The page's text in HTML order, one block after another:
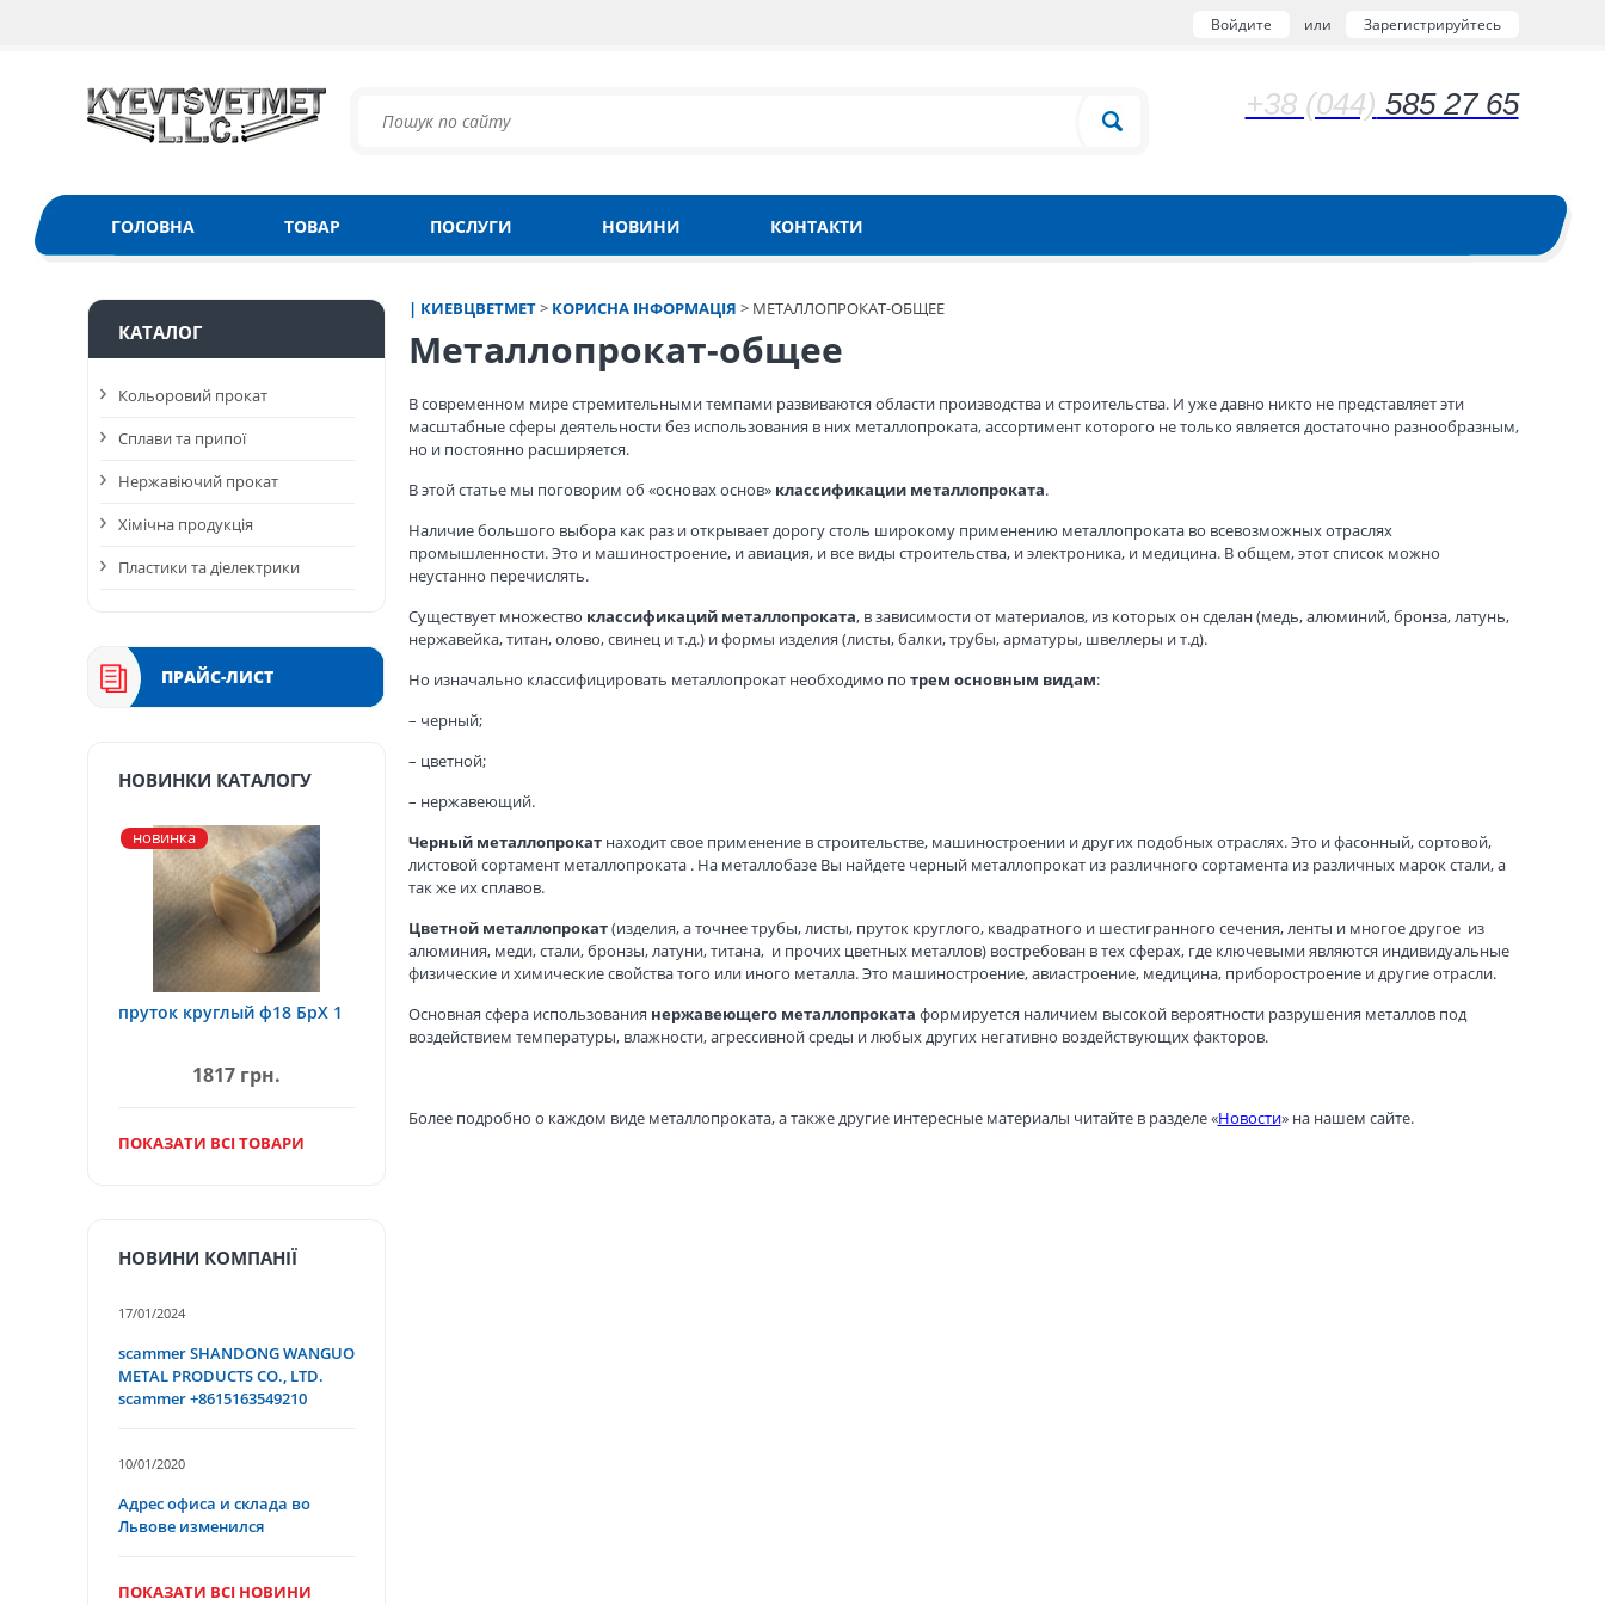
Войдите или Зарегистрируйтесь
+38 (044) 585 27 65
ГОЛОВНА ТОВАР ПОСЛУГИ НОВИНИ КОНТАКТИ
| КИЕВЦВЕТМЕТ> КОРИСНА ІНФОРМАЦІЯ > МЕТАЛЛОПРОКАТ-ОБЩЕЕ
Металлопрокат-общее
В современном мире стремительными темпами развиваются области производства и строительства. И уже давно никто не представляет эти
масштабные сферы деятельности без использования в них металлопроката, ассортимент которого не только является достаточно разнообразным,
но и постоянно расширяется.
В этой статье мы поговорим об «основах основ» классификации металлопроката.
Наличие большого выбора как раз и открывает дорогу столь широкому применению металлопроката во всевозможных отраслях
промышленности. Это и машиностроение, и авиация, и все виды строительства, и электроника, и медицина. В общем, этот список можно
неустанно перечислять.
Существует множество классификаций металлопроката, в зависимости от материалов, из которых он сделан (медь, алюминий, бронза, латунь,
нержавейка, титан, олово, свинец и т.д.) и формы изделия (листы, балки, трубы, арматуры, швеллеры и т.д).
Но изначально классифицировать металлопрокат необходимо по трем основным видам:
– черный;
– цветной;
– нержавеющий.
Черный металлопрокатнаходит свое применение в строительстве, машиностроении и других подобных отраслях. Это и фасонный, сортовой,
листовой сортамент металлопроката . На металлобазе Вы найдете черный металлопрокат из различного сортамента из различных марок стали, а
так же их сплавов.
Цветной металлопрокат(изделия, а точнее трубы, листы, пруток круглого, квадратного и шестигранного сечения, ленты и многое другое из
алюминия, меди, стали, бронзы, латуни, титана, и прочих цветных металлов) востребован в тех сферах, где ключевыми являются индивидуальные
физические и химические свойства того или иного металла. Это машиностроение, авиастроение, медицина, приборостроение и другие отрасли.
Основная сфера использования нержавеющего металлопроката формируется наличием высокой вероятности разрушения металлов под
воздействием температуры, влажности, агрессивной среды и любых других негативно воздействующих факторов.
Более подробно о каждом виде металлопроката, а также другие интересные материалы читайте в разделе «Новости» на нашем сайте.
КАТАЛОГ
Кольоровий прокат
Сплави та припої
Нержавіючий прокат
Хімічна продукція
Пластики та діелектрики
ПРАЙС-ЛИСТ
НОВИНКИ КАТАЛОГУ
новинка
пруток круглый ф18 БрХ 1
1817 грн.
ПОКАЗАТИ ВСІ ТОВАРИ
НОВИНИ КОМПАНІЇ
17/01/2024
scammer SHANDONG WANGUO
METAL PRODUCTS CO., LTD.
scammer +8615163549210
10/01/2020
Адрес офиса и склада во
Львове изменился
ПОКАЗАТИ ВСІ НОВИНИ